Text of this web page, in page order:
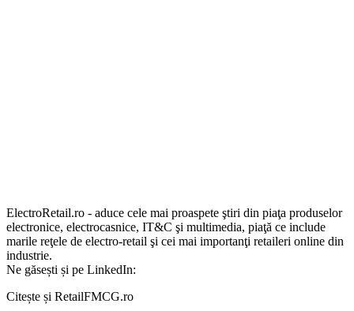
ElectroRetail.ro - aduce cele mai proaspete ştiri din piaţa produselor
electronice, electrocasnice, IT&C şi multimedia, piaţă ce include
marile reţele de electro-retail şi cei mai importanţi retaileri online din
industrie.
Ne găsești și pe LinkedIn:
Citește și RetailFMCG.ro